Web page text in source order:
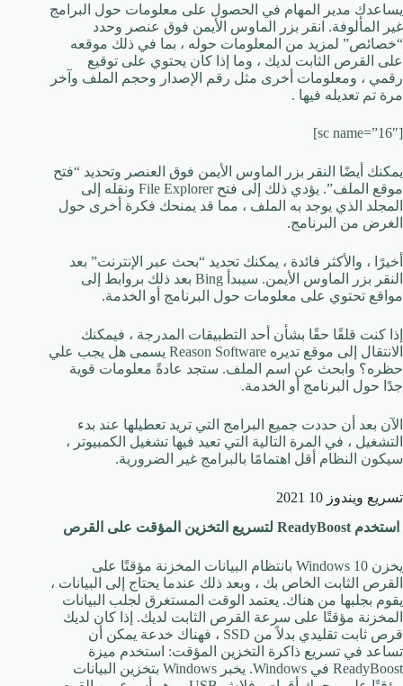
يساعدك مدير المهام في الحصول على معلومات حول البرامج
غير المألوفة. انقر بزر الماوس الأيمن فوق عنصر وحدد
“خصائص” لمزيد من المعلومات حوله ، بما في ذلك موقعه
على القرص الثابت لديك ، وما إذا كان يحتوي على توقيع
رقمي ، ومعلومات أخرى مثل رقم الإصدار وحجم الملف وآخر
مرة تم تعديله فيها .
[sc name=”16″]
يمكنك أيضًا النقر بزر الماوس الأيمن فوق العنصر وتحديد “فتح
موقع الملف”. يؤدي ذلك إلى فتح File Explorer ونقله إلى
المجلد الذي يوجد به الملف ، مما قد يمنحك فكرة أخرى حول
الغرض من البرنامج.
أخيرًا ، والأكثر فائدة ، يمكنك تحديد “بحث عبر الإنترنت” بعد
النقر بزر الماوس الأيمن. سيبدأ Bing بعد ذلك بروابط إلى
مواقع تحتوي على معلومات حول البرنامج أو الخدمة.
إذا كنت قلقًا حقًا بشأن أحد التطبيقات المدرجة ، فيمكنك
الانتقال إلى موقع تديره Reason Software يسمى هل يجب علي
حظره؟ وابحث عن اسم الملف. ستجد عادةً معلومات قوية
جدًا حول البرنامج أو الخدمة.
الآن بعد أن حددت جميع البرامج التي تريد تعطيلها عند بدء
التشغيل ، في المرة التالية التي تعيد فيها تشغيل الكمبيوتر ،
سيكون النظام أقل اهتمامًا بالبرامج غير الضرورية.
تسريع ويندوز 10 2021
استخدم ReadyBoost لتسريع التخزين المؤقت على القرص
يخزن Windows 10 بانتظام البيانات المخزنة مؤقتًا على
القرص الثابت الخاص بك ، وبعد ذلك عندما يحتاج إلى البيانات ،
يقوم بجلبها من هناك. يعتمد الوقت المستغرق لجلب البيانات
المخزنة مؤقتًا على سرعة القرص الثابت لديك. إذا كان لديك
قرص ثابت تقليدي بدلاً من SSD ، فهناك خدعة يمكن أن
تساعد في تسريع ذاكرة التخزين المؤقت: استخدم ميزة
ReadyBoost في Windows. يخبر Windows بتخزين البيانات